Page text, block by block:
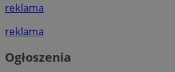
reklama
reklama
Ogłoszenia